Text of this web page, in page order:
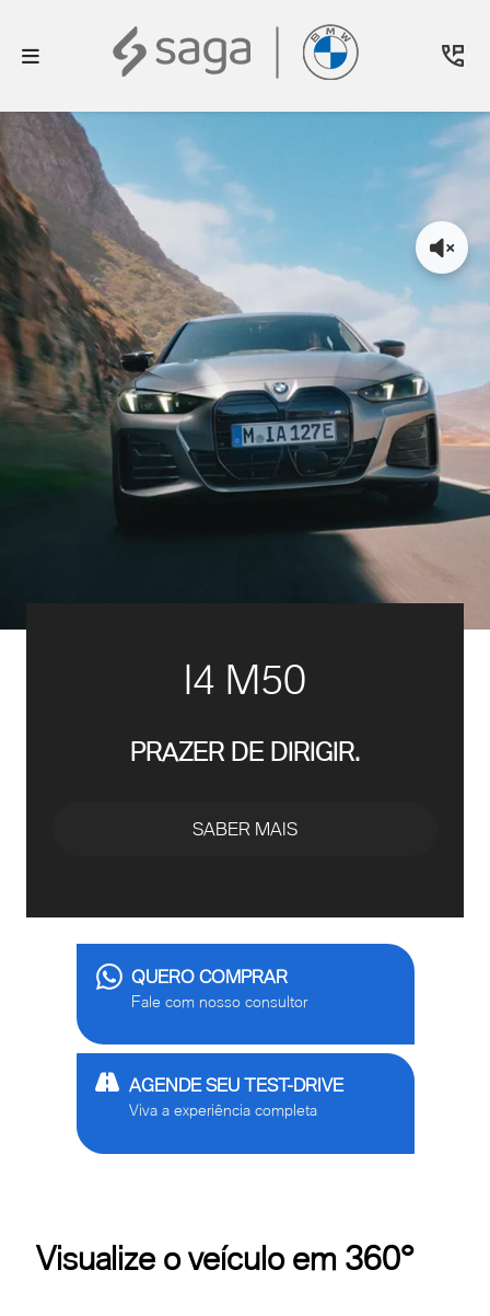
I4 M50
PRAZER DE DIRIGIR.
SABER MAIS
QUERO COMPRAR
Fale com nosso consultor
AGENDE SEU TEST-DRIVE
Viva a experiência completa
Visualize o veículo em 360°